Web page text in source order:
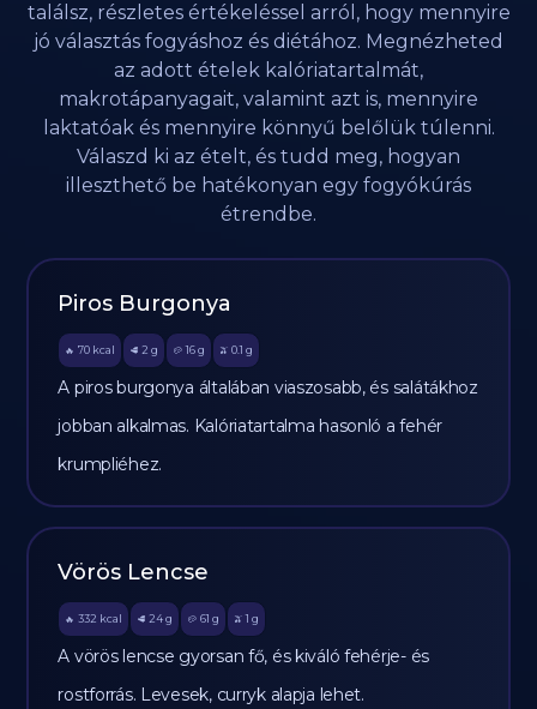
találsz, részletes értékeléssel arról, hogy mennyire
jó választás fogyáshoz és diétához. Megnézheted
az adott ételek kalóriatartalmát,
makrotápanyagait, valamint azt is, mennyire
laktatóak és mennyire könnyű belőlük túlenni.
Válaszd ki az ételt, és tudd meg, hogyan
illeszthető be hatékonyan egy fogyókúrás
étrendbe.
Piros Burgonya
🔥 70 kcal 🥩 2 g 🥔 16g 🫒 0.1 g
A piros burgonya általában viaszosabb, és salátákhoz
jobban alkalmas. Kalóriatartalma hasonló a fehér
krumpliéhez.
Vörös Lencse
🔥 332 kcal 🥩 24 g 🥔 61 g 🫒 1 g
A vörös lencse gyorsan fő, és kiváló fehérje- és
rostforrás. Levesek, curryk alapja lehet.